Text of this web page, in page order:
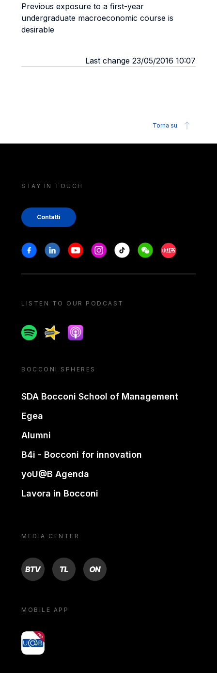
Previous exposure to a first-year
undergraduate macroeconomic course is
desirable
Last change 23/05/2016 10:07
Torna su
STAY IN TOUCH
Contatti
Stay in touch
FacebookLinkedinYoutubeInstagram
Tiktok WeechatXiaohongshu/
LISTEN TO OUR PODCAST
SpotifySpreakerApple podcast
BOCCONI SPHERES
SDA Bocconi School of Management
Egea
Alumni
B4i - Bocconi for innovation
yoU@B Agenda
Lavora in Bocconi
MEDIA CENTER
BTV TL ON
MOBILE APP
yoU@B